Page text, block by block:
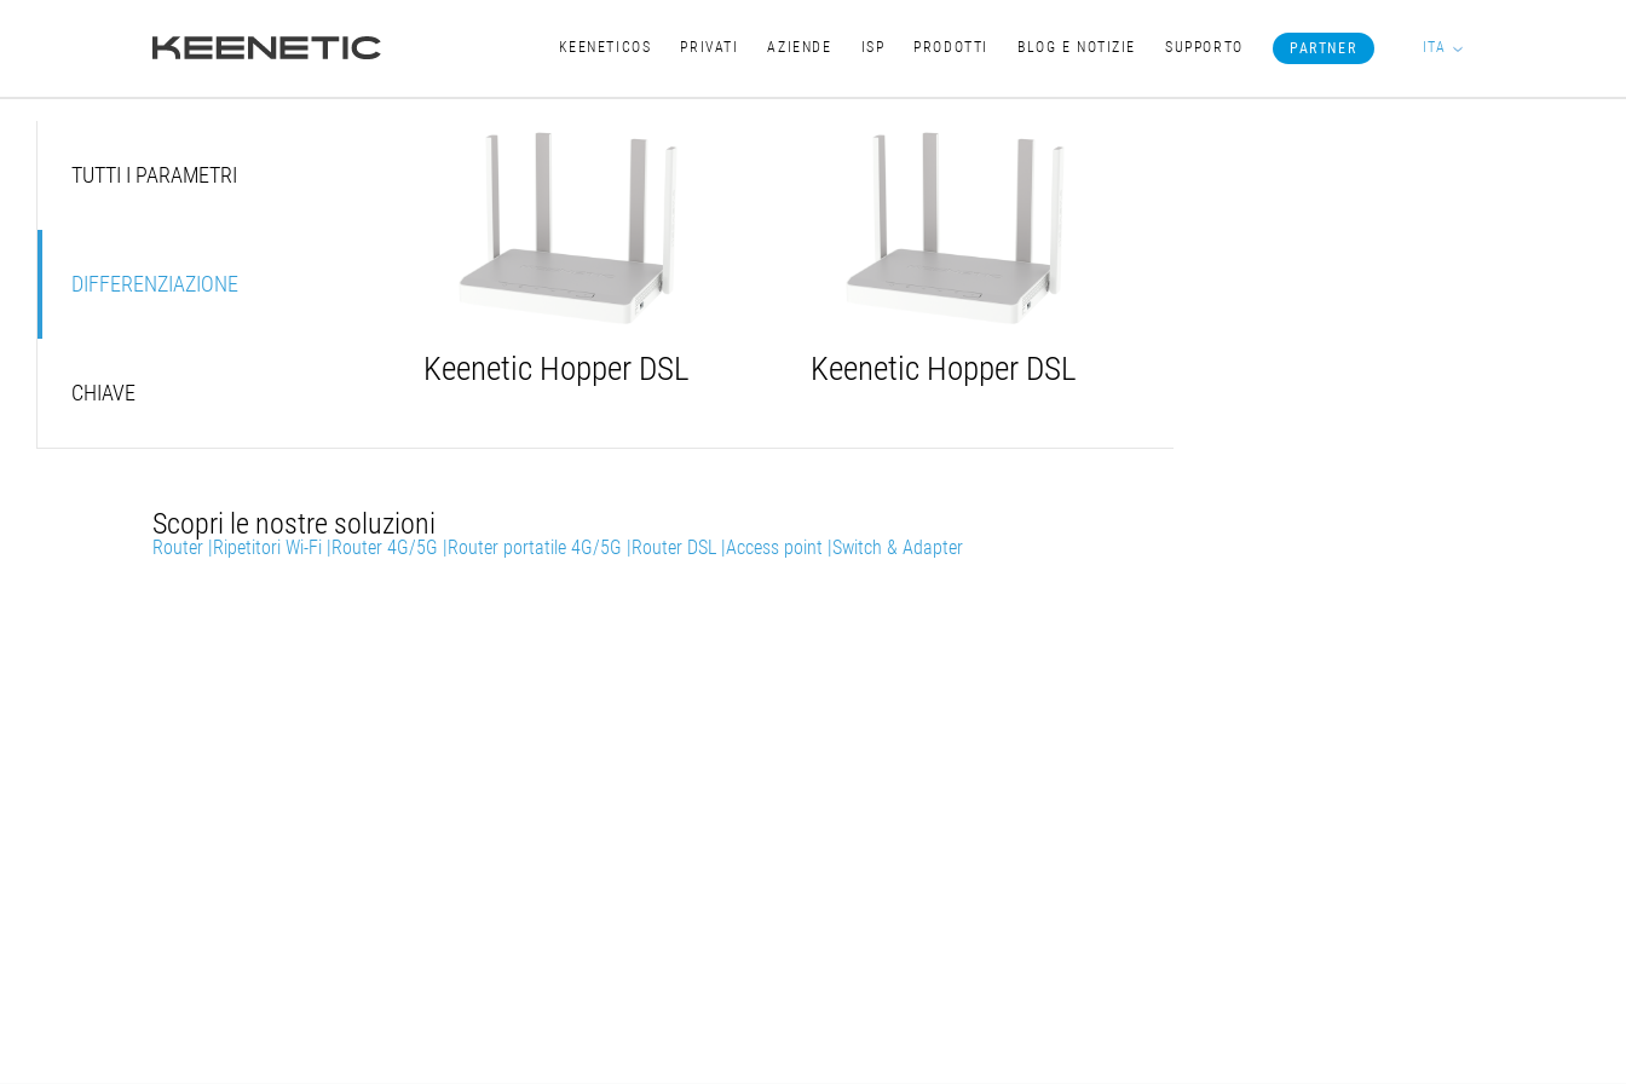
KEENETICOS PRIVATI AZIENDE ISP PRODOTTI BLOG E NOTIZIE SUPPORTO PARTNER ITA
TUTTI I PARAMETRI
DIFFERENZIAZIONE
CHIAVE
Keenetic Hopper DSL Keenetic Hopper DSL
Scopri le nostre soluzioni
Router |Ripetitori Wi-Fi |Router 4G/5G |Router portatile 4G/5G |Router DSL |Access point |Switch & Adapter